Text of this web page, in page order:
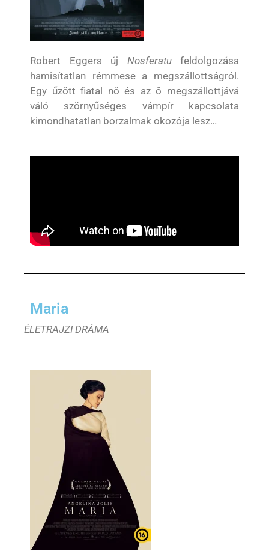
Robert Eggers új Nosferatufeldolgozása
hamisítatlan rémmese a megszállottságról.
Egy űzött fiatal nő és az ő megszállottjává
váló szörnyűséges vámpír kapcsolata
kimondhatatlan borzalmak okozója lesz…
Maria
ÉLETRAJZI DRÁMA